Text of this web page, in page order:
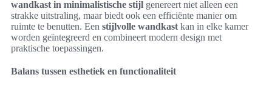
wandkast in minimalistische stijl genereert niet alleen een
strakke uitstraling, maar biedt ook een efficiënte manier om
ruimte te benutten. Een stijlvolle wandkast kan in elke kamer
worden geïntegreerd en combineert modern design met
praktische toepassingen.
Balans tussen esthetiek en functionaliteit